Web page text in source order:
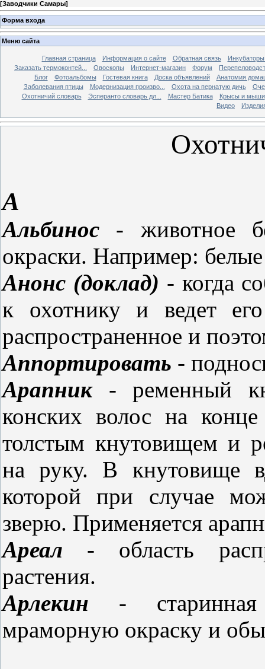
[Заводчики Самары]
Форма входа
Меню сайта
Главная страница Информация о сайте Обратная связь
Заказать термоконтей...
Овоскопы Интернет-магазин Форум
Блог
Фотоальбомы Гостевая книга Доска объявлений
Анатомия
Заболевания птицы
Модернизация произво... Охота на пернатую дичь
Охотничий словарь
Эсперанто словарь дл... Мастер Батика
Крысы и мыши
Видео
А
Альбинос - животное
окраски. Например:
Анонс (доклад) - когда
к охотнику и ведет
распространенное и
Аппортировать -
Арапник- ременный
конских волос на
толстым кнутовищем и
на руку. В кнутовище
которой при случае
зверю. Применяется
Ареал - область
растения.
Арлекин - старинная
мраморную окраску и